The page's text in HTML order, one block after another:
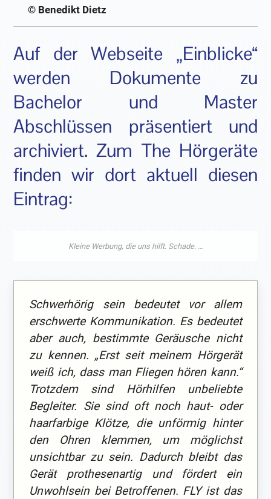
© Benedikt Dietz
Auf der Webseite „Einblicke“
werden Dokumente zu
Bachelor und Master
Abschlüssen präsentiert und
archiviert. Zum The Hörgeräte
finden wir dort aktuell diesen
Eintrag:
Schwerhörig sein bedeutet vor allem
erschwerte Kommunikation. Es bedeutet
aber auch, bestimmte Geräusche nicht
zu kennen. „Erst seit meinem Hörgerät
weiß ich, dass man Fliegen hören kann.“
Trotzdem sind Hörhilfen unbeliebte
Begleiter. Sie sind oft noch haut- oder
haarfarbige Klötze, die unförmig hinter
den Ohren klemmen, um möglichst
unsichtbar zu sein. Dadurch bleibt das
Gerät prothesenartig und fördert ein
Unwohlsein bei Betroffenen. FLY ist das